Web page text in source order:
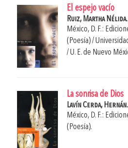
El espejo vacío
Ruiz, Martha Nélida.
México, D. F.:
(Poesía) /
/ U. E. de Nuevo
La sonrisa de Dios
Lavín Cerda, Hernán.
México, D. F.:
(Poesía).